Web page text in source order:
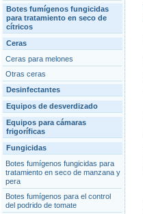
Botes fumígenos fungicidas
para tratamiento en seco de
cítricos
Ceras
Ceras para melones
Otras ceras
Desinfectantes
Equipos de desverdizado
Equipos para cámaras
frigoríficas
Fungicidas
Botes fumígenos fungicidas para
tratamiento en seco de manzana y
pera
Botes fumígenos para el control
del podrido de tomate